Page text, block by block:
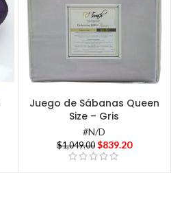
Juego de Sábanas Queen
Size – Gris
#N/D
$1,049.00 $839.20